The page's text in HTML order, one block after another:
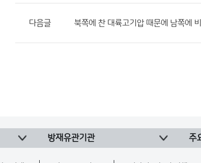
다음글 북쪽에 찬 대륙고기압 때문에 남쪽에
방재유관기관 주